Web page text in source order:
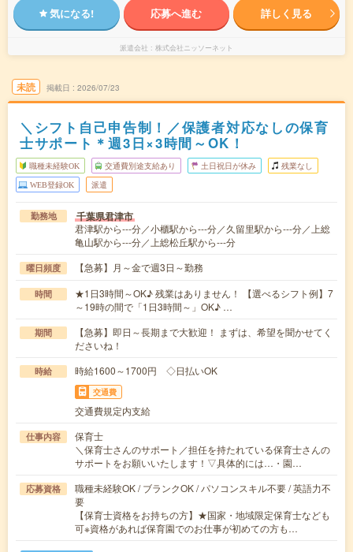
気になる! 応募へ進む 詳しく見る
派遣会社 株式会社ニッソーネット
未読 掲載日 2026/07/23
＼シフト自己申告制！／保護者対応なしの保育
士サポート＊週3日×3時間～OK！
職種未経験OK 交通費別途支給あり 土日祝日が休み 残業なし
WEB登録OK 派遣
勤務地 千葉県君津市
君津駅から---分／小櫃駅から---分／久留里駅から---分／上総
亀山駅から---分／上総松丘駅から---分
曜日頻度 【急募】月～金で週3日～勤務
時間
★1日3時間～OK♪ 残業はありません！ 【選べるシフト例】7
～19時の間で「1日3時間～」OK♪ …
期間
【急募】即日～長期まで大歓迎！ まずは、希望を聞かせてく
ださいね！
時給 時給1600～1700円 ◇日払いOK
交通費
交通費規定内支給
仕事内容
保育士
＼保育士さんのサポート／担任を持たれている保育士さんの
サポートをお願いいたします！▽具体的には…・園…
応募資格
職種未経験OK / ブランクOK / パソコンスキル不要 / 英語力不
要
【保育士資格をお持ちの方】★国家・地域限定保育士なども
可※資格があれば保育園でのお仕事が初めての方も…